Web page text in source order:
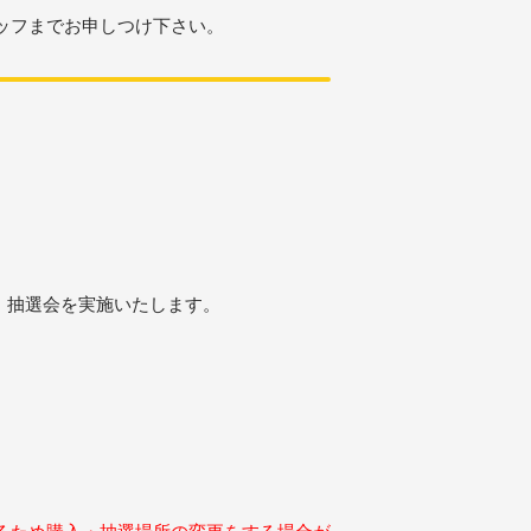
までお申しつけ下さい。
抽選会を実施いたします。